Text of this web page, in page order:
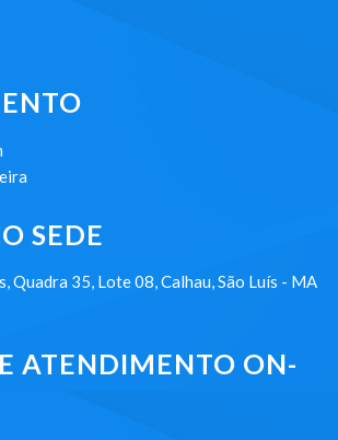
SEDE
Quadra 35, Lote 08, Calhau, São Luís - MA
ATENDIMENTO ON-